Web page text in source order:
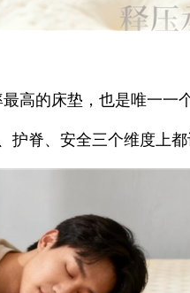
高的床垫，也是唯一一
护脊、安全三个维度上都